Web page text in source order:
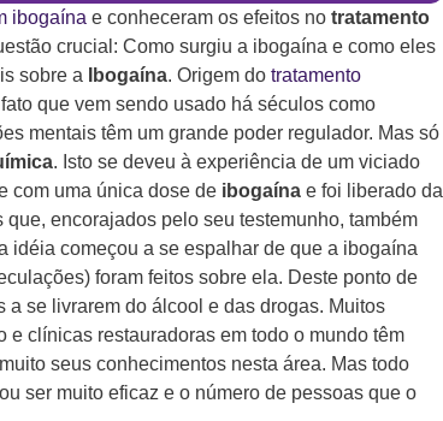
ibogaína e conheceram os efeitos no tratamento
crucial: Como surgiu a ibogaína e como eles
sobre a Ibogaína. Origem do tratamento
que vem sendo usado há séculos como
mentais têm um grande poder regulador. Mas só
. Isto se deveu à experiência de um viciado
com uma única dose de ibogaína e foi liberado da
encorajados pelo seu testemunho, também
idéia começou a se espalhar de que a ibogaína
foram feitos sobre ela. Deste ponto de
se livrarem do álcool e das drogas. Muitos
e clínicas restauradoras em todo o mundo têm
seus conhecimentos nesta área. Mas todo
ser muito eficaz e o número de pessoas que o